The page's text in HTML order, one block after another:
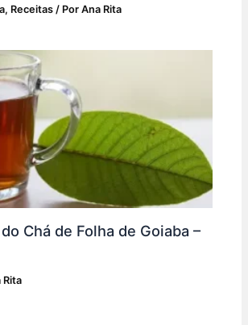
, Receitas / PorAna Rita
Chá de Folha de Goiaba –
Rita